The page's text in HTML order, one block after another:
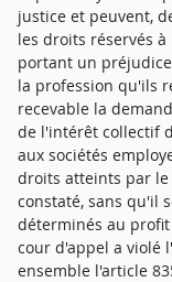
justice et peuvent,
les droits réservés
portant un
la profession qu'ils
recevable la
de l'intérêt collectif
aux sociétés
droits atteints par
constaté, sans qu'il
déterminés au
cour d'appel a violé
ensemble l'article